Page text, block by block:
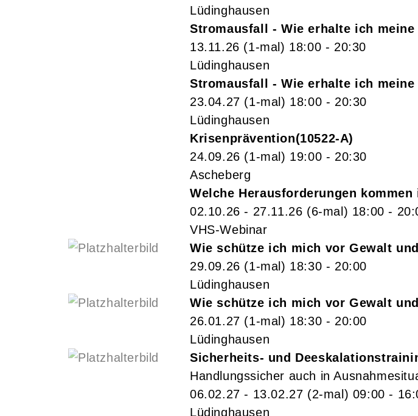
Lüdinghausen
Stromausfall - Wie erhalte ich
13.11.26 (1-mal) 18:00 - 20:30
Lüdinghausen
Stromausfall - Wie erhalte ich
23.04.27 (1-mal) 18:00 - 20:30
Lüdinghausen
Krisenprävention 10522-A
24.09.26 (1-mal) 19:00 - 20:30
Ascheberg
Welche Herausforderungen
02.10.26 - 27.11.26 (6-mal) 18:00 -
VHS-Webinar
Wie schütze ich mich vor Gewalt
29.09.26 (1-mal) 18:30 - 20:00
Lüdinghausen
Wie schütze ich mich vor Gewalt
26.01.27 (1-mal) 18:30 - 20:00
Lüdinghausen
Sicherheits- und
Handlungssicher auch in
06.02.27 - 13.02.27 (2-mal) 09:00 -
Lüdinghausen